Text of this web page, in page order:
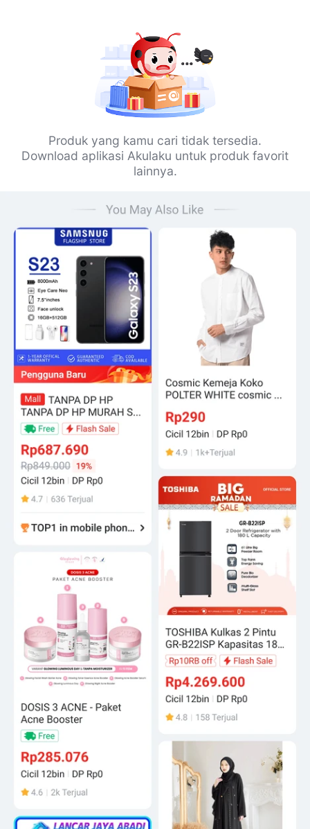
Produk yang kamu cari tidak tersedia.
Download aplikasi Akulaku untuk produk favorit
lainnya.